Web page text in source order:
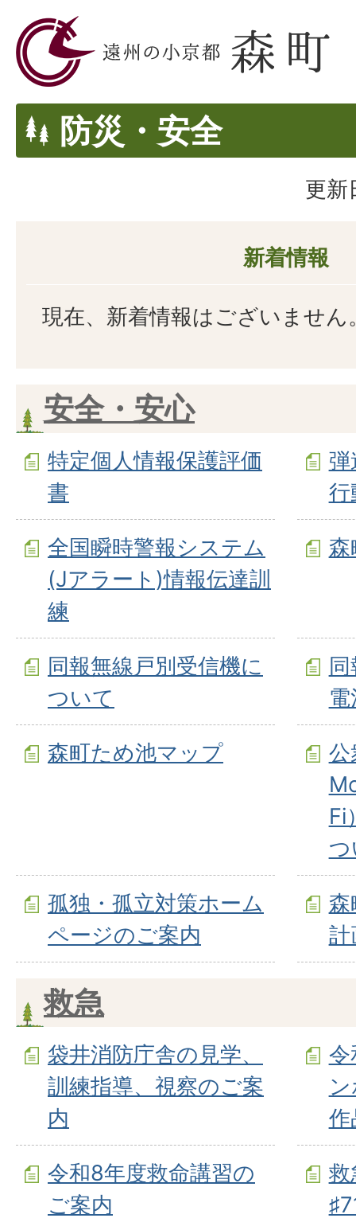
防災・安全
更新
新着情報
現在、新着情報はございません
安全・安心
特定個人情報保護評価
書
弾
行
全国瞬時警報システム
(Jアラート)情報伝達訓
練
森
同報無線戸別受信機に
ついて
森町ため池マップ
公
Fi
孤独・孤立対策ホーム
ページのご案内
森
計
救急
袋井消防庁舎の見学、
訓練指導、視察のご案
内
令
作
令和8年度救命講習の
ご案内
救